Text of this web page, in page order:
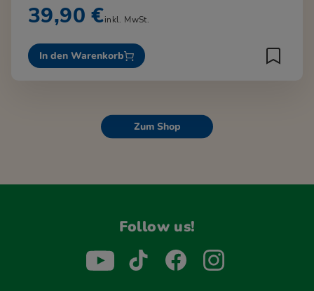
39,90 €inkl. MwSt.
In den Warenkorb
Zum Shop
Follow us!